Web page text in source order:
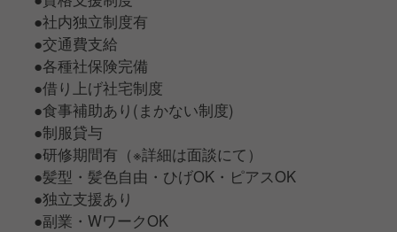
●社内独立制度有
●交通費支給
●各種社保険完備
●借り上げ社宅制度
●食事補助あり(まかない制度)
●制服貸与
●研修期間有（※詳細は面談にて）
●髪型・髪色自由・ひげOK・ピアスOK
●独立支援あり
●副業・WワークOK